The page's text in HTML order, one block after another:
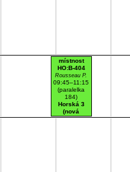
místnost
HO:B-404
Rousseau P.
09:45–11:15
(paralelka
184)
Horská 3
(nová
budova)